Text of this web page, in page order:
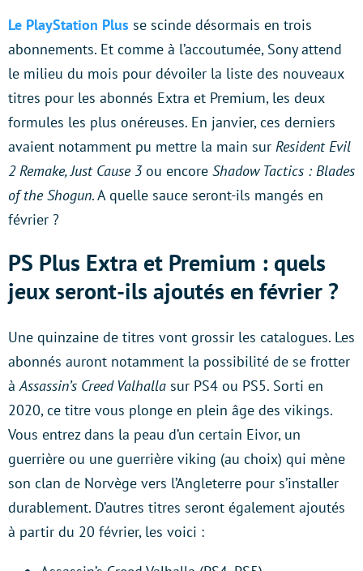
Le PlayStation Plus se scinde désormais en trois
abonnements. Et comme à l’accoutumée, Sony attend
le milieu du mois pour dévoiler la liste des nouveaux
titres pour les abonnés Extra et Premium, les deux
formules les plus onéreuses. En janvier, ces derniers
avaient notamment pu mettre la main sur Resident Evil
2 Remake, Just Cause 3ou encore Shadow Tactics : Blades
of the Shogun. A quelle sauce seront-ils mangés en
février ?
PS Plus Extra et Premium : quels
jeux seront-ils ajoutés en février ?
Une quinzaine de titres vont grossir les catalogues. Les
abonnés auront notamment la possibilité de se frotter
àAssassin’s Creed Valhalla sur PS4 ou PS5. Sorti en
2020, ce titre vous plonge en plein âge des vikings.
Vous entrez dans la peau d’un certain Eivor, un
guerrière ou une guerrière viking (au choix) qui mène
son clan de Norvège vers l’Angleterre pour s’installer
durablement. D’autres titres seront également ajoutés
à partir du 20 février, les voici :